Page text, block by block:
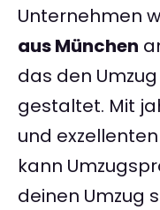
Unternehmen
aus München
das den
gestaltet. Mit
und
kann
deinen Umzug